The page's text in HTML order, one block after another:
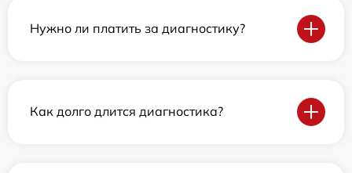
Нужно ли платить за диагностику?
Как долго длится диагностика?